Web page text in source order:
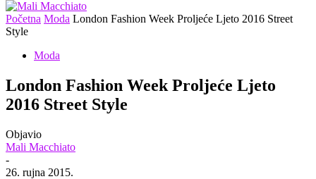
Početna Moda London Fashion Week Proljeće Ljeto 2016 Street
Style
Moda
London Fashion Week Proljeće Ljeto
2016 Street Style
Objavio
Mali Macchiato
-
26. rujna 2015.